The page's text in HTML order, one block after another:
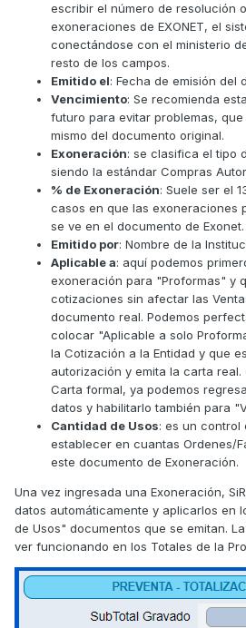
escribir el número de resolución
exoneraciones de EXONET, el
conectándose con el ministerio
resto de los campos.
Emitido el: Fecha de emisión del
Vencimiento: Se recomienda
futuro para evitar problemas,
mismo del documento original.
Exoneración: se clasifica el tipo
siendo la estándar Compras
% de Exoneración: Suele ser el
casos en que las exoneraciones
se ve en el documento de Exonet.
Emitido por: Nombre de la
Aplicable a: aquí podemos
exoneración para "Proformas" y
cotizaciones sin afectar las
documento real. Podemos
colocar "Aplicable a solo
la Cotización a la Entidad y que
autorización y emita la carta
Carta formal, ya podemos
datos y habilitarlo también para
Cantidad de Usos: es un control
establecer en cuantas Ordenes/
este documento de Exoneración.
Una vez ingresada una Exoneración,
datos automáticamente y aplicarlos en
de Usos" documentos que se emitan.
ver funcionando en los Totales de la